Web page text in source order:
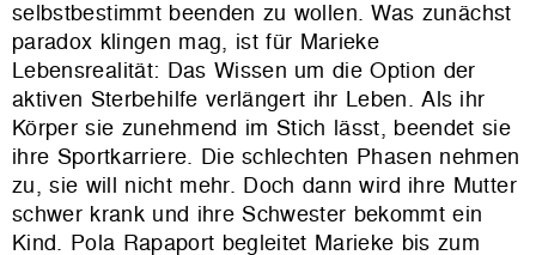
selbstbestimmt beenden zu wollen. Was zunächst
paradox klingen mag, ist für Marieke
Lebensrealität: Das Wissen um die Option der
aktiven Sterbehilfe verlängert ihr Leben. Als ihr
Körper sie zunehmend im Stich lässt, beendet sie
ihre Sportkarriere. Die schlechten Phasen nehmen
zu, sie will nicht mehr. Doch dann wird ihre Mutter
schwer krank und ihre Schwester bekommt ein
Kind. Pola Rapaport begleitet Marieke bis zum